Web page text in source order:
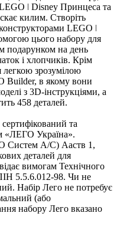
ǀ Disney Принцеса та
килим. Створіть
LEGO ǀ
цього набору для
подарунком на день
і хлопчиків. Крім
легкою зрозумілою
Builder, в якому вони
з 3D-інструкціями, а
458 деталей.
та
«ЛЕГО Україна».
Систем А/С) Ааств 1,
деталей для
вимогам Технічного
5.5.6.012-98. Чи не
Набір Лего не потребує
(або
набору Лего вказано